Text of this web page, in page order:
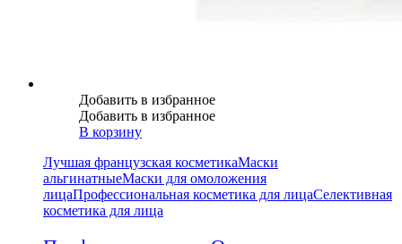
Добавить в избранное
Добавить в избранное
В корзину
Лучшая французская косметикаМаски
альгинатныеМаски для омоложения
лицаПрофессиональная косметика для лицаСелективная
косметика для лица